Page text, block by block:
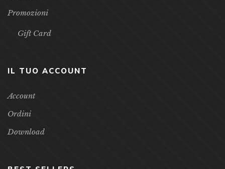
Promozioni
Gift Card
IL TUO ACCOUNT
Account
Ordini
Download